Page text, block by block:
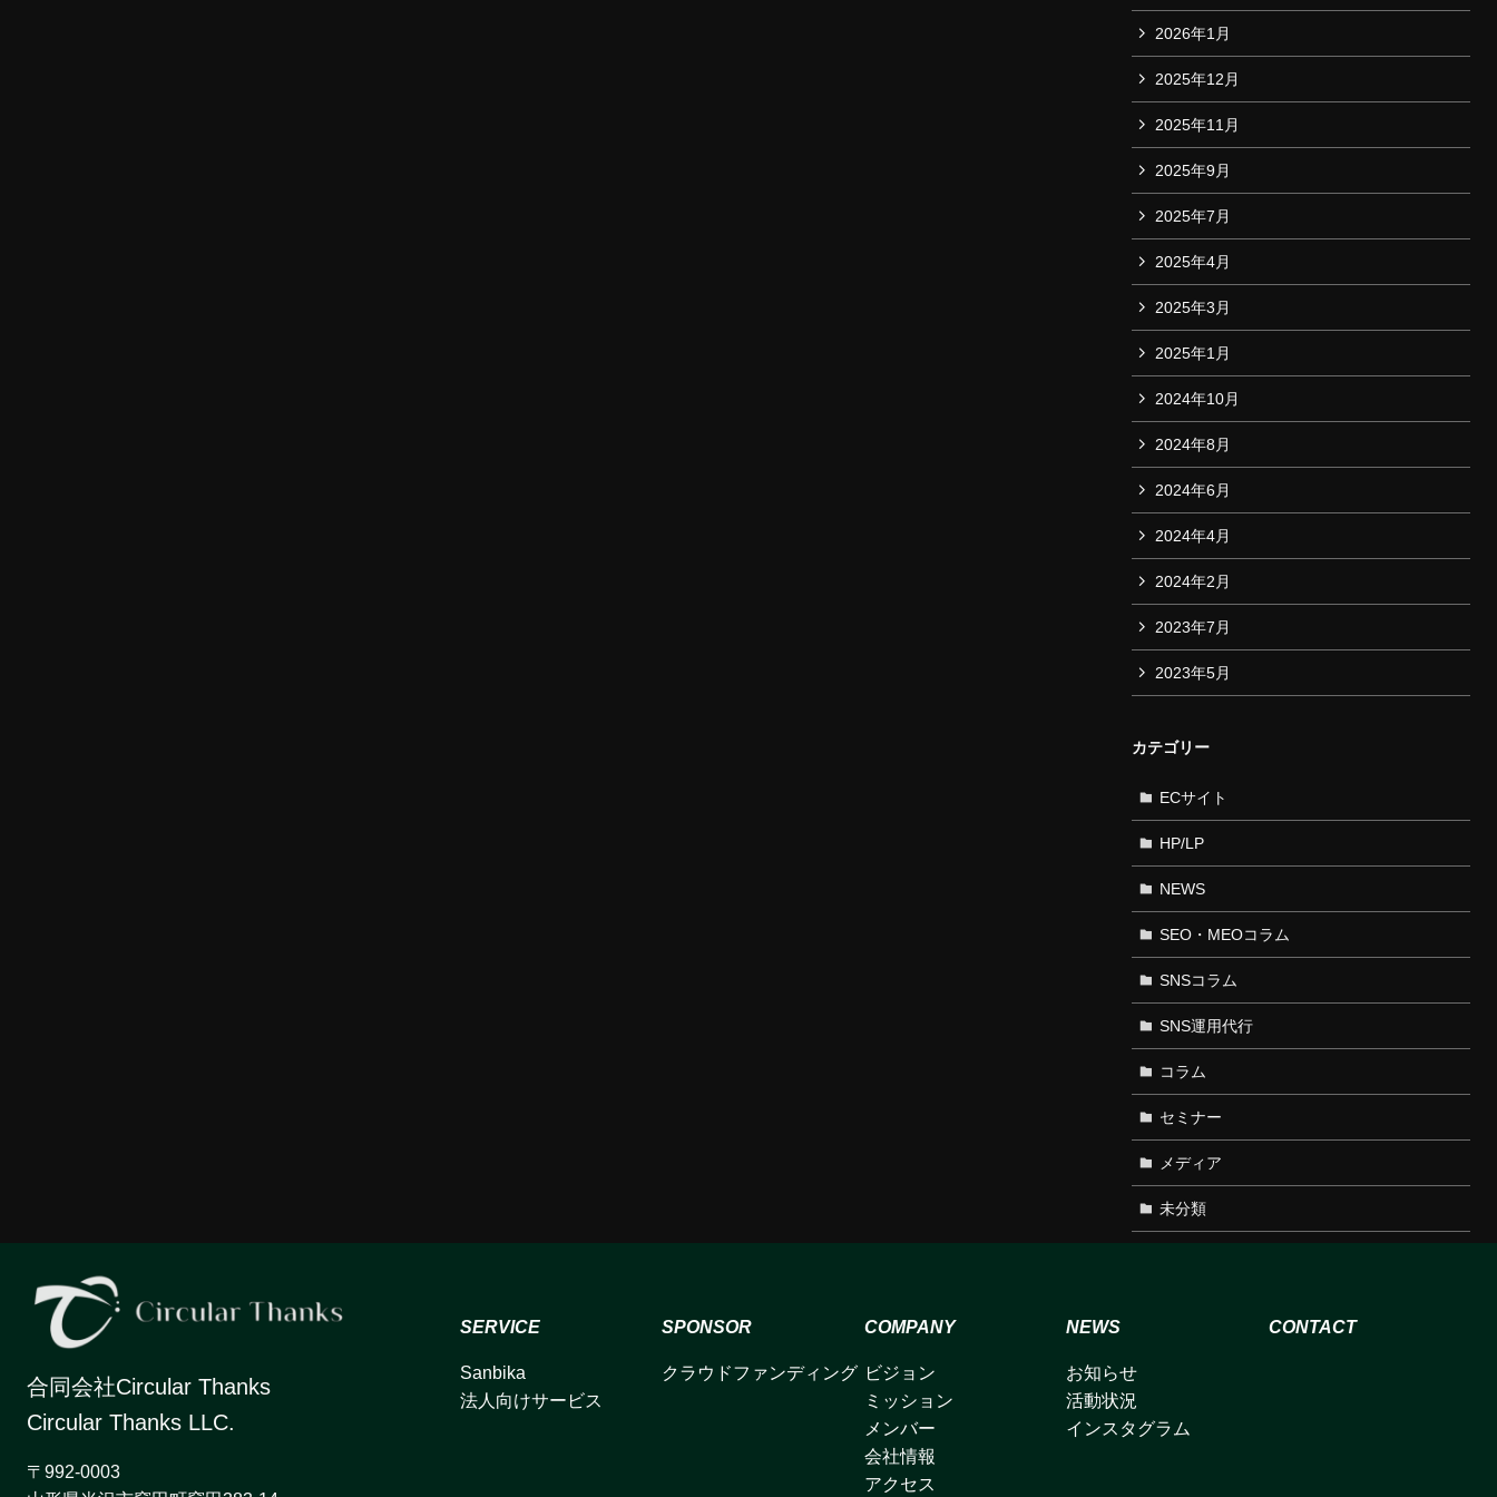
2026年1月
2025年12月
2025年11月
2025年9月
2025年7月
2025年4月
2025年3月
2025年1月
2024年10月
2024年8月
2024年6月
2024年4月
2024年2月
2023年7月
2023年5月
カテゴリー
ECサイト
HP/LP
NEWS
SEO・MEOコラム
SNSコラム
SNS運用代行
コラム
セミナー
メディア
未分類
合同会社Circular Thanks
​Circular Thanks LLC.
〒992-0003
SERVICE
Sanbika
法人向けサービス
SPONSOR
クラウドファンディング
COMPANY
ビジョン
ミッション
メンバー
会社情報
アクセス
NEWS
お知らせ
活動状況
インスタグラム
CONTACT